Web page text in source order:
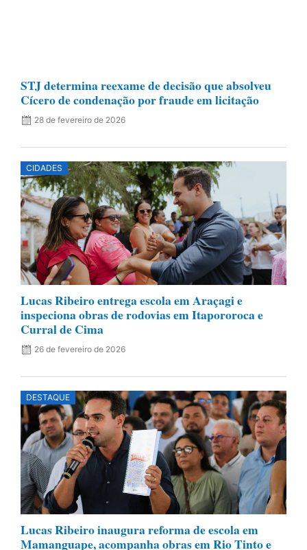
STJ determina reexame de decisão que absolveu
Cícero de condenação por fraude em licitação
28 de fevereiro de 2026
CIDADES
Lucas Ribeiro entrega escola em Araçagi e
inspeciona obras de rodovias em Itapororoca e
Curral de Cima
26 de fevereiro de 2026
DESTAQUE
Lucas Ribeiro inaugura reforma de escola em
Mamanguape, acompanha obras em Rio Tinto e